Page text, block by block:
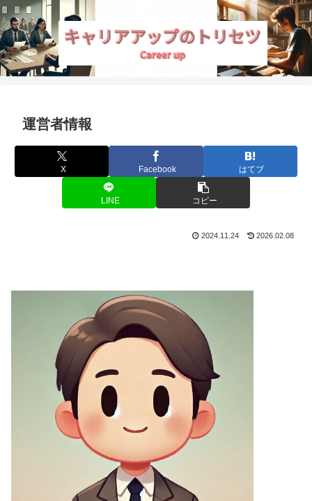
運営者情報
X Facebook はてブ
LINE コピー
2024.11.24 2026.02.08